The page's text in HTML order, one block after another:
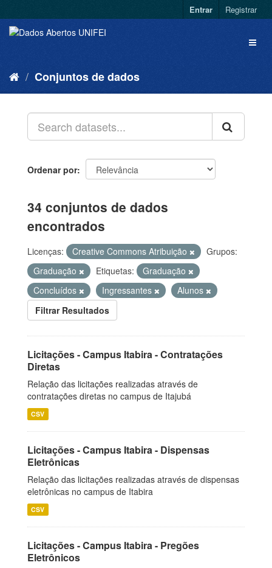
Entrar Registrar
Conjuntos de dados
Ordenar por
34 conjuntos de dados
encontrados
Licenças: Creative Commons Atribuição
Grupos:
Graduação
Etiquetas:
Graduação
Concluídos
Ingressantes
Alunos
Filtrar Resultados
Licitações - Campus Itabira - Contratações
Diretas
Relação das licitações realizadas através de
contratações diretas no campus de Itajubá
CSV
Licitações - Campus Itabira - Dispensas
Eletrônicas
Relação das licitações realizadas através de dispensas
eletrônicas no campus de Itabira
CSV
Licitações - Campus Itabira - Pregões
Eletrônicos